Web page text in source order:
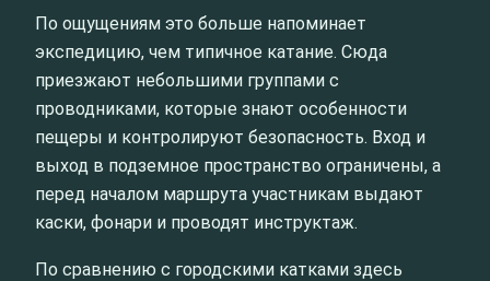
По ощущениям это больше напоминает
экспедицию, чем типичное катание. Сюда
приезжают небольшими группами с
проводниками, которые знают особенности
пещеры и контролируют безопасность. Вход и
выход в подземное пространство ограничены, а
перед началом маршрута участникам выдают
каски, фонари и проводят инструктаж.
По сравнению с городскими катками здесь